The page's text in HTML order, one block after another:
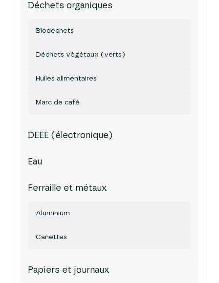
Déchets organiques
Biodéchets
Déchets végétaux (verts)
Huiles alimentaires
Marc de café
DEEE (électronique)
Eau
Ferraille et métaux
Aluminium
Canettes
Papiers et journaux